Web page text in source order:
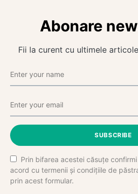
Abonare
Fii la curent cu ultimele
SUBSCRIBE
Prin bifarea acestei căsuțe
acord cu termenii și condițiile de
prin acest formular.